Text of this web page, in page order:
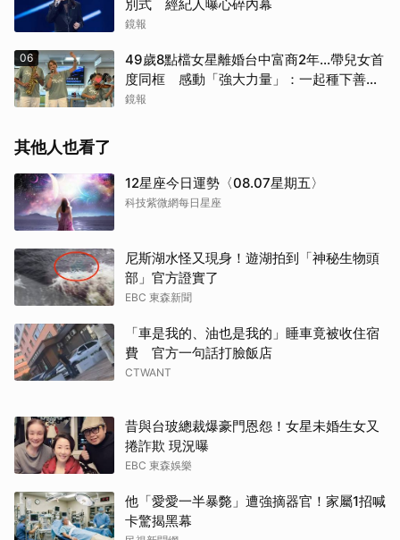
別式 經紀人曝心碎內幕
鏡報
06
49歲8點檔女星離婚台中富商2年...帶兒女首
度同框 感動「強大力量」：一起種下善的
種子
鏡報
其他人也看了
12星座今日運勢〈08.07星期五〉
科技紫微網每日星座
尼斯湖水怪又現身！遊湖拍到「神秘生物頭
部」官方證實了
EBC 東森新聞
「車是我的、油也是我的」睡車竟被收住宿
費 官方一句話打臉飯店
CTWANT
昔與台玻總裁爆豪門恩怨！女星未婚生女又
捲詐欺 現況曝
EBC 東森娛樂
他「愛愛一半暴斃」遭強摘器官！家屬1招喊
卡驚揭黑幕